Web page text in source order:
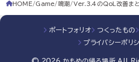
HOME Game 鳴潮 Ver.3.4のQoL改善ま
ポートフォリオ つくったもの
プライバシーポリ